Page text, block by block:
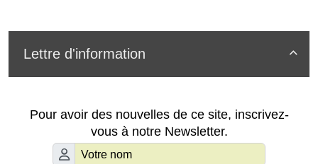

Lettre d'information
Pour avoir des nouvelles de ce site, inscrivez-
vous à notre Newsletter.